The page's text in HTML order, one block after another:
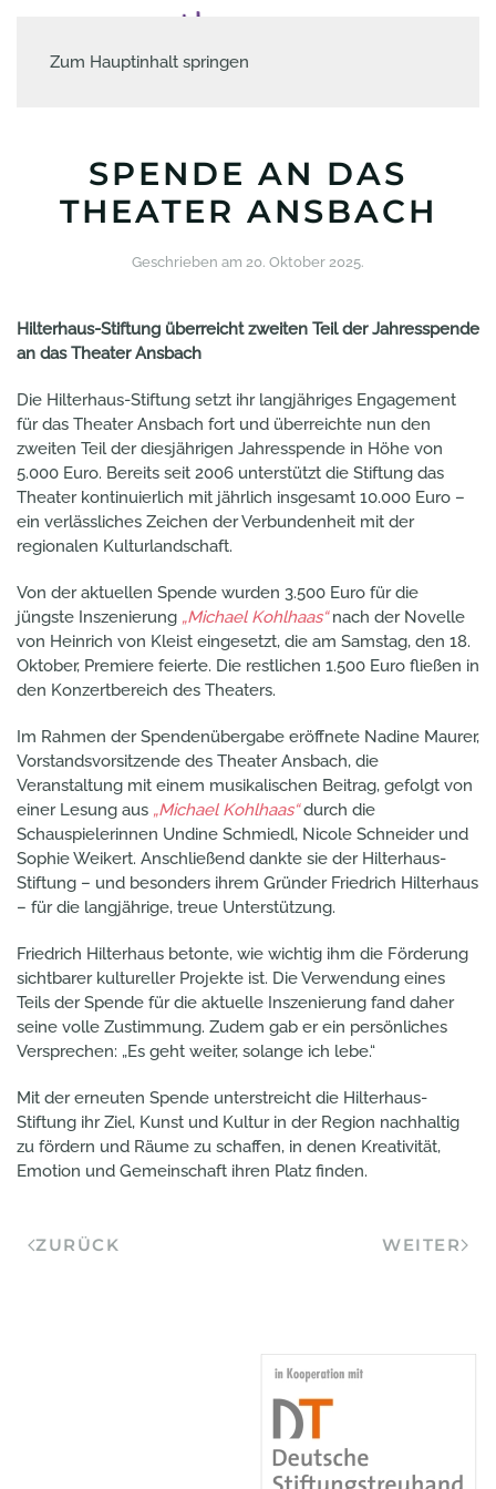
Zum Hauptinhalt springen
SPENDE AN DAS
THEATER ANSBACH
Geschrieben am 20. Oktober 2025.
Hilterhaus-Stiftung überreicht zweiten Teil der Jahresspende
an das Theater Ansbach
Die Hilterhaus-Stiftung setzt ihr langjähriges Engagement
für das Theater Ansbach fort und überreichte nun den
zweiten Teil der diesjährigen Jahresspende in Höhe von
5.000 Euro. Bereits seit 2006 unterstützt die Stiftung das
Theater kontinuierlich mit jährlich insgesamt 10.000 Euro –
ein verlässliches Zeichen der Verbundenheit mit der
regionalen Kulturlandschaft.
Von der aktuellen Spende wurden 3.500 Euro für die
jüngste Inszenierung „Michael Kohlhaas“nach der Novelle
von Heinrich von Kleist eingesetzt, die am Samstag, den 18.
Oktober, Premiere feierte. Die restlichen 1.500 Euro fließen in
den Konzertbereich des Theaters.
Im Rahmen der Spendenübergabe eröffnete Nadine Maurer,
Vorstandsvorsitzende des Theater Ansbach, die
Veranstaltung mit einem musikalischen Beitrag, gefolgt von
einer Lesung aus „Michael Kohlhaas“durch die
Schauspielerinnen Undine Schmiedl, Nicole Schneider und
Sophie Weikert. Anschließend dankte sie der Hilterhaus-
Stiftung – und besonders ihrem Gründer Friedrich Hilterhaus
– für die langjährige, treue Unterstützung.
Friedrich Hilterhaus betonte, wie wichtig ihm die Förderung
sichtbarer kultureller Projekte ist. Die Verwendung eines
Teils der Spende für die aktuelle Inszenierung fand daher
seine volle Zustimmung. Zudem gab er ein persönliches
Versprechen: „Es geht weiter, solange ich lebe.“
Mit der erneuten Spende unterstreicht die Hilterhaus-
Stiftung ihr Ziel, Kunst und Kultur in der Region nachhaltig
zu fördern und Räume zu schaffen, in denen Kreativität,
Emotion und Gemeinschaft ihren Platz finden.
ZURÜCK WEITER